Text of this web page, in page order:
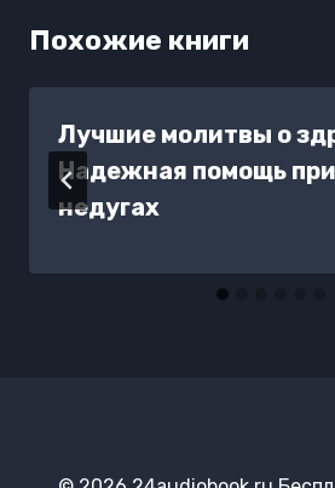
Похожие книги
Лучшие молитвы о
Надежная помощь
недугах